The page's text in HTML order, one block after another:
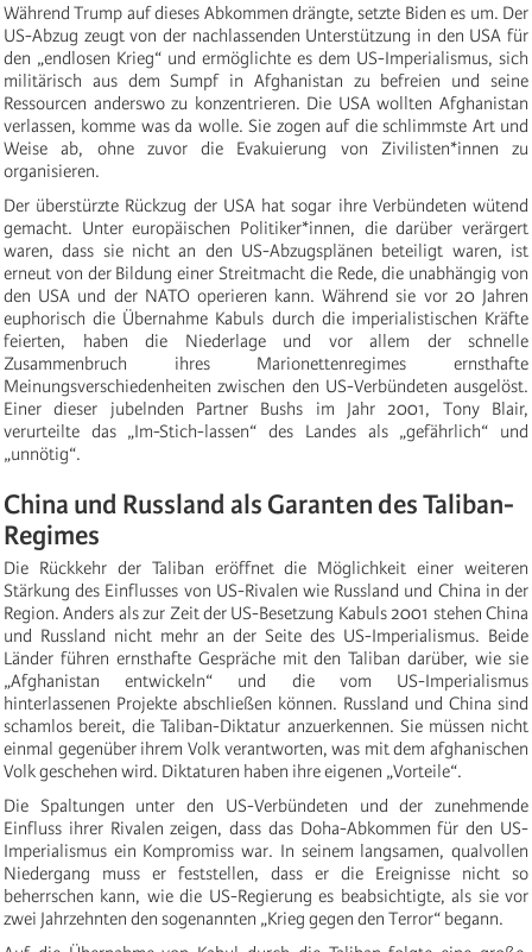
Während Trump auf dieses Abkommen drängte, setzte Biden es um. Der
US-Abzug zeugt von der nachlassenden Unterstützung in den USA für
den „endlosen Krieg“ und ermöglichte es dem US-Imperialismus, sich
militärisch aus dem Sumpf in Afghanistan zu befreien und seine
Ressourcen anderswo zu konzentrieren. Die USA wollten Afghanistan
verlassen, komme was da wolle. Sie zogen auf die schlimmste Art und
Weise ab, ohne zuvor die Evakuierung von Zivilisten*innen zu
organisieren.
Der überstürzte Rückzug der USA hat sogar ihre Verbündeten wütend
gemacht. Unter europäischen Politiker*innen, die darüber verärgert
waren, dass sie nicht an den US-Abzugsplänen beteiligt waren, ist
erneut von der Bildung einer Streitmacht die Rede, die unabhängig von
den USA und der NATO operieren kann. Während sie vor 20 Jahren
euphorisch die Übernahme Kabuls durch die imperialistischen Kräfte
feierten, haben die Niederlage und vor allem der schnelle
Zusammenbruch ihres Marionettenregimes ernsthafte
Meinungsverschiedenheiten zwischen den US-Verbündeten ausgelöst.
Einer dieser jubelnden Partner Bushs im Jahr 2001, Tony Blair,
verurteilte das „Im-Stich-lassen“ des Landes als „gefährlich“ und
„unnötig“.
China und Russland als Garanten des Taliban-
Regimes
Die Rückkehr der Taliban eröffnet die Möglichkeit einer weiteren
Stärkung des Einflusses von US-Rivalen wie Russland und China in der
Region. Anders als zur Zeit der US-Besetzung Kabuls 2001 stehen China
und Russland nicht mehr an der Seite des US-Imperialismus. Beide
Länder führen ernsthafte Gespräche mit den Taliban darüber, wie sie
„Afghanistan entwickeln“ und die vom US-Imperialismus
hinterlassenen Projekte abschließen können. Russland und China sind
schamlos bereit, die Taliban-Diktatur anzuerkennen. Sie müssen nicht
einmal gegenüber ihrem Volk verantworten, was mit dem afghanischen
Volk geschehen wird. Diktaturen haben ihre eigenen „Vorteile“.
Die Spaltungen unter den US-Verbündeten und der zunehmende
Einfluss ihrer Rivalen zeigen, dass das Doha-Abkommen für den US-
Imperialismus ein Kompromiss war. In seinem langsamen, qualvollen
Niedergang muss er feststellen, dass er die Ereignisse nicht so
beherrschen kann, wie die US-Regierung es beabsichtigte, als sie vor
zwei Jahrzehnten den sogenannten „Krieg gegen den Terror“ begann.